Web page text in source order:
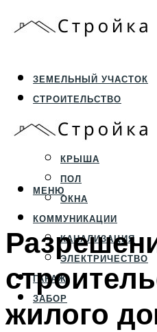
ЗЕМЕЛЬНЫЙ УЧАСТОК
СТРОИТЕЛЬСТВО
ФУНДАМЕНТ И
ПЕРЕКРЫТИЯ И
КРЫША
ПОЛ
ОКНА
КОММУНИКАЦИИ
КАНАЛИЗАЦИЯ
ЭЛЕКТРИЧЕСТВО
ГАРАЖ
ЗАБОР
МЕНЮ
жилого